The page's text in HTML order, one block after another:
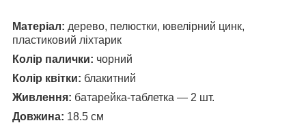
Матеріал: дерево, пелюстки, ювелірний цинк,
пластиковий ліхтарик
Колір палички: чорний
Колір квітки: блакитний
Живлення: батарейка-таблетка — 2 шт.
Довжина: 18.5 см